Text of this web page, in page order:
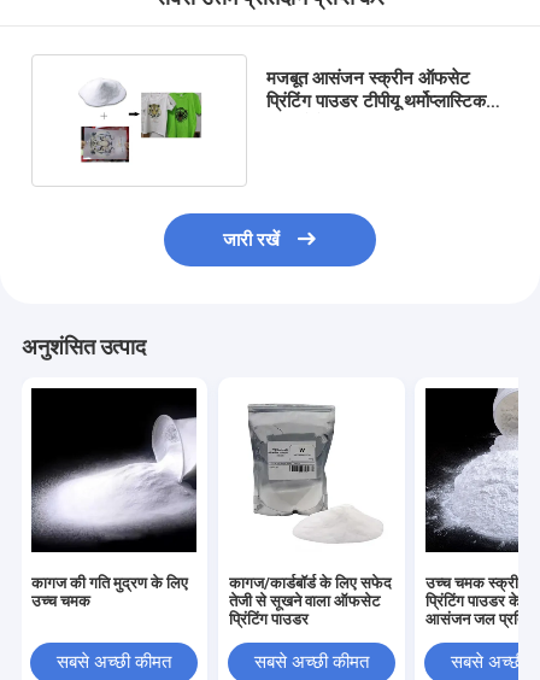
मजबूत आसंजन स्क्रीन ऑफसेट
प्रिंटिंग पाउडर टीपीयू थर्मोप्लास्टिक
जारी रखें
अनुशंसित उत्पाद
कागज की गति मुद्रण के लिए
उच्च चमक
सबसे अच्छी कीमत
कागज/कार्डबॉर्ड के लिए सफेद
तेजी से सूखने वाला ऑफसेट
प्रिंटिंग पाउडर
सबसे अच्छी कीमत
उच्च चमक स्क्रीन
प्रिंटिंग पाउडर के
आसंजन जल
सबसे अच्छी